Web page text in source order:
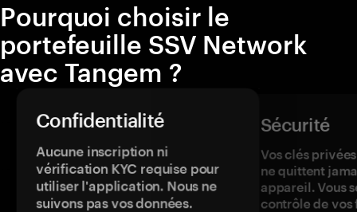
Pourquoi choisir le
portefeuille SSV Network
avec Tangem ?
Confidentialité
Aucune inscription ni
vérification KYC requise pour
utiliser l'application. Nous ne
suivons pas vos données.
Sécurité
Vos clés
ne quittent
appareil. Vous
contrôle de vos